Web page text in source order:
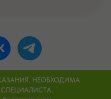
НЕОБХОДИМА